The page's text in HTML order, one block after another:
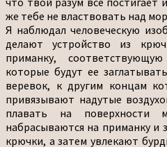
же тебе не властвовать над
Я наблюдал человеческую
делают устройство из
приманку,
которые будут ее
веревок, к другим концам
привязывают надутые
плавать на поверхности
набрасываются на приманку и
крючки, а затем увлекают